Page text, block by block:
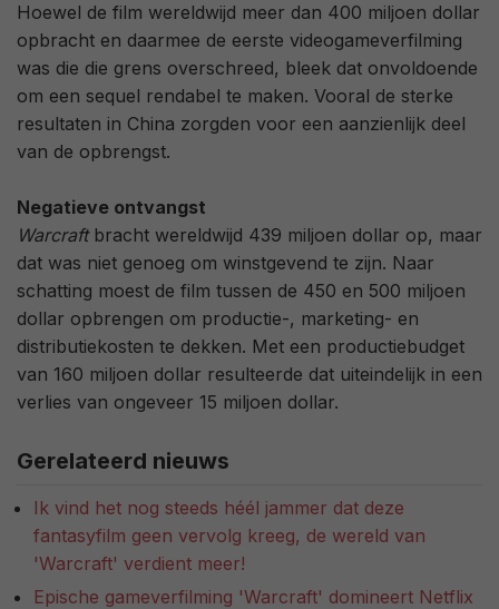
Hoewel de film wereldwijd meer dan 400 miljoen dollar
opbracht en daarmee de eerste videogameverfilming
was die die grens overschreed, bleek dat onvoldoende
om een sequel rendabel te maken. Vooral de sterke
resultaten in China zorgden voor een aanzienlijk deel
van de opbrengst.
Negatieve ontvangst
Warcraftbracht wereldwijd 439 miljoen dollar op, maar
dat was niet genoeg om winstgevend te zijn. Naar
schatting moest de film tussen de 450 en 500 miljoen
dollar opbrengen om productie-, marketing- en
distributiekosten te dekken. Met een productiebudget
van 160 miljoen dollar resulteerde dat uiteindelijk in een
verlies van ongeveer 15 miljoen dollar.
Gerelateerd nieuws
Ik vind het nog steeds héél jammer dat deze
fantasyfilm geen vervolg kreeg, de wereld van
'Warcraft' verdient meer!
Epische gameverfilming 'Warcraft' domineert Netflix